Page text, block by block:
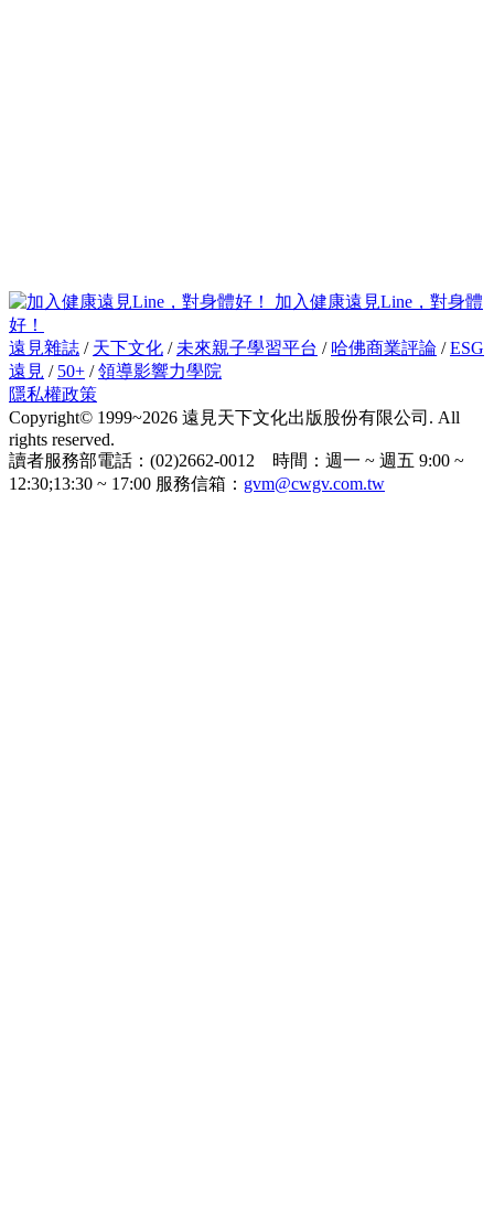
加入健康遠見Line，對身體
好！
遠見雜誌 / 天下文化 / 未來親子學習平台 / 哈佛商業評論 /ESG
遠見 / 50+ /領導影響力學院
隱私權政策
Copyright© 1999~2026 遠見天下文化出版股份有限公司. All
rights reserved.
讀者服務部電話：(02)2662-0012 時間：週一 ~ 週五 9:00 ~
12:30;13:30 ~ 17:00 服務信箱： gvm@cwgv.com.tw